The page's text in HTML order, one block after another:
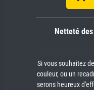
Netteté
Si vous souhaitez
couleur, ou un
serons heureux